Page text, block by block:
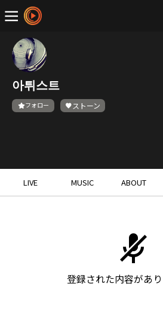
아튀스트
フォロー ストーン
LIVE MUSIC ABOUT
登録された内容があり